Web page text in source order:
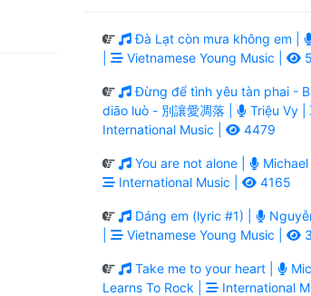
Đà Lạt còn mưa không em |
Vietnamese Young Music |
Đừng để tình yêu tàn phai -
diāo luò - 別讓愛凋落 |
Triệu Vy |
International Music |
4479
You are not alone |
Michael
International Music |
4165
Dáng em (lyric #1) |
Vietnamese Young Music |
Take me to your heart |
Learns To Rock |
International